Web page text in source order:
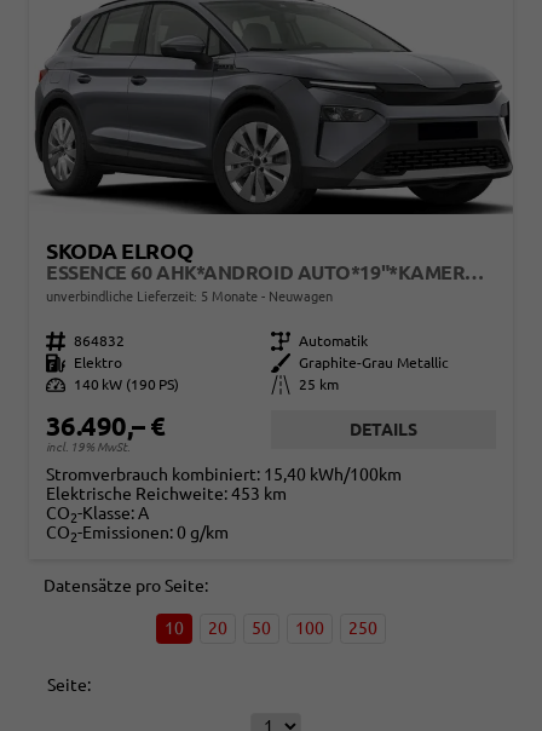
SKODA ELROQ
ESSENCE 60 AHK*ANDROID AUTO*19"*KAMERA*2Z-KLIMAAUTO*TOTWINKEL*LED*TEMPOMAT
unverbindliche Lieferzeit: 5 Monate Neuwagen
Fahrzeugnr. 864832 Getriebe Automatik
Kraftstoff
Elektro Außenfarbe
Graphite-Grau Metallic
Leistung
140 kW (190 PS) Kilometerstand 25 km
36.490,– €
incl. 19% MwSt.
DETAILS
Stromverbrauch kombiniert: 15,40 kWh/100km
Elektrische Reichweite:453 km
CO2-Klasse:A
CO2-Emissionen:0 g/km
Datensätze pro Seite:
10 20 50 100 250
Seite: